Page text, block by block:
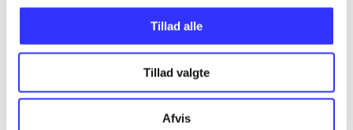
Tillad alle
Tillad valgte
Afvis